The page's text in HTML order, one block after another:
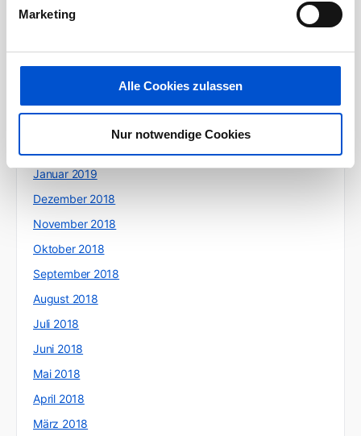
Marketing
Alle Cookies zulassen
Nur notwendige Cookies
Juli 2019
Juni 2019
Januar 2019
Dezember 2018
November 2018
Oktober 2018
September 2018
August 2018
Juli 2018
Juni 2018
Mai 2018
April 2018
März 2018